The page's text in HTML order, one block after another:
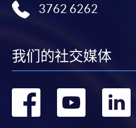
3762 6262
我们的社交媒体
转
转